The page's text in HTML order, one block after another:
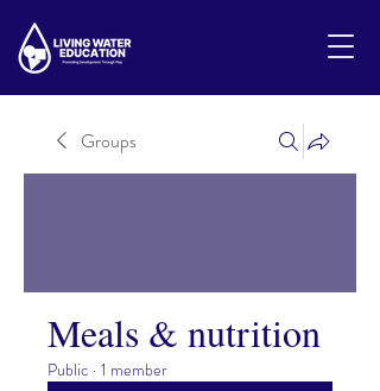
Groups
Meals & nutrition
Public · 1 member